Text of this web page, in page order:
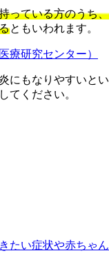
っている方のうち、
ともいわれます。
療研究センター）
にもなりやすいとい
てください。
たい症状や赤ちゃん